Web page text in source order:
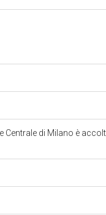
di Milano è